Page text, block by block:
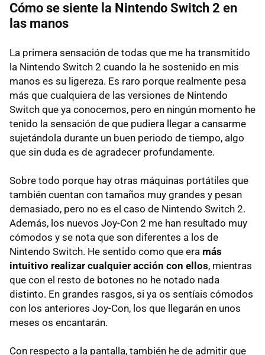
Cómo se siente la Nintendo Switch 2 en
las manos
La primera sensación de todas que me ha transmitido
la Nintendo Switch 2 cuando la he sostenido en mis
manos es su ligereza. Es raro porque realmente pesa
más que cualquiera de las versiones de Nintendo
Switch que ya conocemos, pero en ningún momento he
tenido la sensación de que pudiera llegar a cansarme
sujetándola durante un buen periodo de tiempo, algo
que sin duda es de agradecer profundamente.
Sobre todo porque hay otras máquinas portátiles que
también cuentan con tamaños muy grandes y pesan
demasiado, pero no es el caso de Nintendo Switch 2.
Además, los nuevos Joy-Con 2 me han resultado muy
cómodos y se nota que son diferentes a los de
Nintendo Switch. He sentido como que era más
intuitivo realizar cualquier acción con ellos, mientras
que con el resto de botones no he notado nada
distinto. En grandes rasgos, si ya os sentíais cómodos
con los anteriores Joy-Con, los que llegarán en unos
meses os encantarán.
Con respecto a la pantalla, también he de admitir que